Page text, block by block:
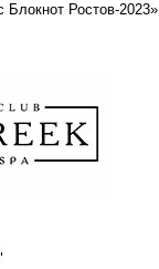
Блокнот Ростов-2023»